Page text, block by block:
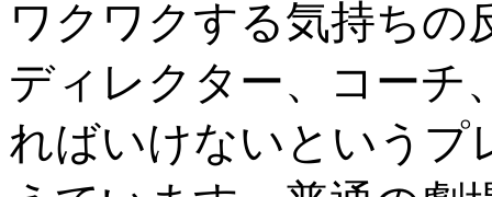
ワクワクする気持ちの
ディレクター、コーチ
ればいけないというプ